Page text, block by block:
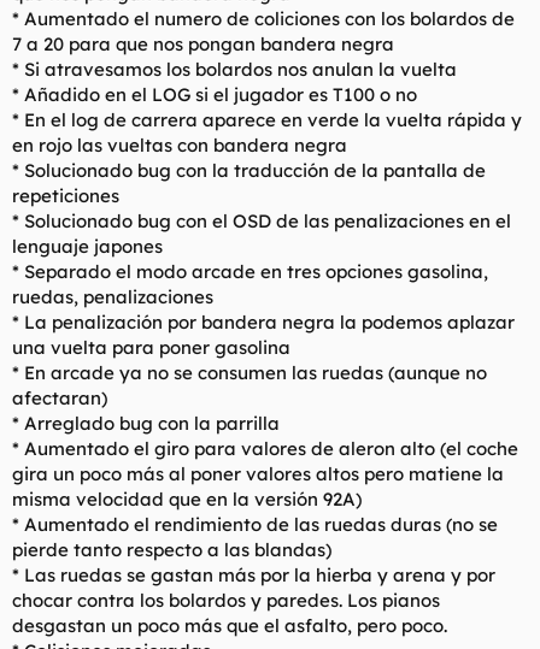
* Aumentado el numero de coliciones con los bolardos de
7 a 20 para que nos pongan bandera negra
* Si atravesamos los bolardos nos anulan la vuelta
* Añadido en el LOG si el jugador es T100 o no
* En el log de carrera aparece en verde la vuelta rápida y
en rojo las vueltas con bandera negra
* Solucionado bug con la traducción de la pantalla de
repeticiones
* Solucionado bug con el OSD de las penalizaciones en el
lenguaje japones
* Separado el modo arcade en tres opciones gasolina,
ruedas, penalizaciones
* La penalización por bandera negra la podemos aplazar
una vuelta para poner gasolina
* En arcade ya no se consumen las ruedas (aunque no
afectaran)
* Arreglado bug con la parrilla
* Aumentado el giro para valores de aleron alto (el coche
gira un poco más al poner valores altos pero matiene la
misma velocidad que en la versión 92A)
* Aumentado el rendimiento de las ruedas duras (no se
pierde tanto respecto a las blandas)
* Las ruedas se gastan más por la hierba y arena y por
chocar contra los bolardos y paredes. Los pianos
desgastan un poco más que el asfalto, pero poco.